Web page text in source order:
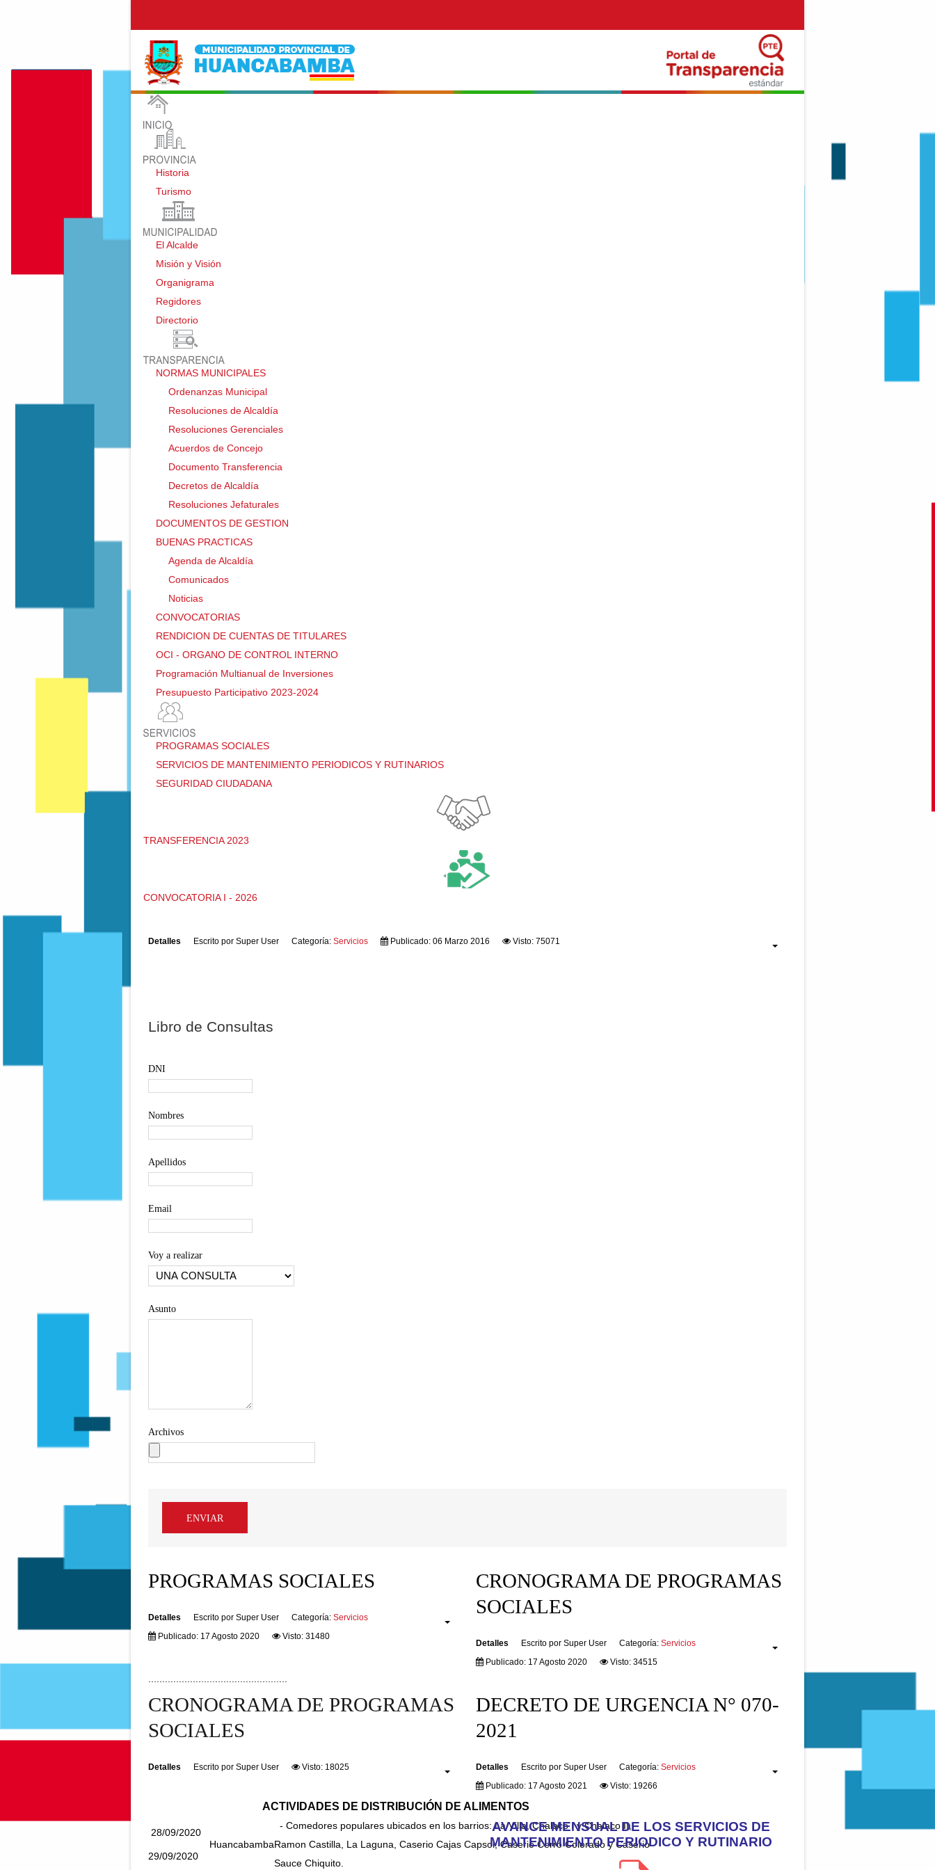
Historia
Turismo
El Alcalde
Misión y Visión
Organigrama
Regidores
Directorio ㅤ
NORMAS MUNICIPALES
Ordenanzas Municipal
Resoluciones de Alcaldía
Resoluciones Gerenciales
Acuerdos de Concejo
Documento Transferencia
Decretos de Alcaldía
Resoluciones Jefaturales
DOCUMENTOS DE GESTION
BUENAS PRACTICAS
Agenda de Alcaldía
Comunicados
Noticias
CONVOCATORIAS
RENDICION DE CUENTAS DE TITULARES
OCI - ORGANO DE CONTROL INTERNO
Programación Multianual de Inversiones
Presupuesto Participativo 2023-2024
PROGRAMAS SOCIALES
SERVICIOS DE MANTENIMIENTO PERIODICOS Y RUTINARIOS
SEGURIDAD CIUDADANA
TRANSFERENCIA 2023
CONVOCATORIA I - 2026
Detalles Escrito por Super User Categoría: Servicios Publicado: 06 Marzo 2016 Visto: 75071
Libro de Consultas
DNI
Nombres
Apellidos
Email
Voy a realizar
Asunto
Archivos
ENVIAR
PROGRAMAS SOCIALES
Detalles Escrito por Super User Categoría: Servicios
Publicado: 17 Agosto 2020
Visto: 31480
CRONOGRAMA DE PROGRAMAS
SOCIALES
Detalles Escrito por Super User Categoría: Servicios
Publicado: 17 Agosto 2020
Visto: 34515
CRONOGRAMA DE PROGRAMAS
SOCIALES
Detalles Escrito por Super User Visto: 18025
ACTIVIDADES DE DISTRIBUCIÓN DE ALIMENTOS
28/09/2020
29/09/2020
Huancabamba
- Comedores populares ubicados en los barrios: La Villa, Chalaco I y Chalaco II,
Ramon Castilla, La Laguna, Caserio Cajas Capsol, Caserio Cerro Colorado y Caserio
Sauce Chiquito.
DECRETO DE URGENCIA N° 070-
2021
Detalles Escrito por Super User Categoría: Servicios
Publicado: 17 Agosto 2021
Visto: 19266
AVANCE MENSUAL DE LOS SERVICIOS DE
MANTENIMIENTO PERIODICO Y RUTINARIO